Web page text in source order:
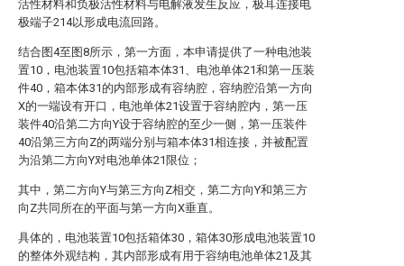
活性材料和负极活性材料与电解液发生反应，极耳连接电
极端子214以形成电流回路。
结合图4至图8所示，第一方面，本申请提供了一种电池装
置10，电池装置10包括箱本体31、电池单体21和第一压装
件40，箱本体31的内部形成有容纳腔，容纳腔沿第一方向
X的一端设有开口，电池单体21设置于容纳腔内，第一压
装件40沿第二方向Y设于容纳腔的至少一侧，第一压装件
40沿第三方向Z的两端分别与箱本体31相连接，并被配置
为沿第二方向Y对电池单体21限位；
其中，第二方向Y与第三方向Z相交，第二方向Y和第三方
向Z共同所在的平面与第一方向X垂直。
具体的，电池装置10包括箱体30，箱体30形成电池装置10
的整体外观结构，其内部形成有用于容纳电池单体21及其